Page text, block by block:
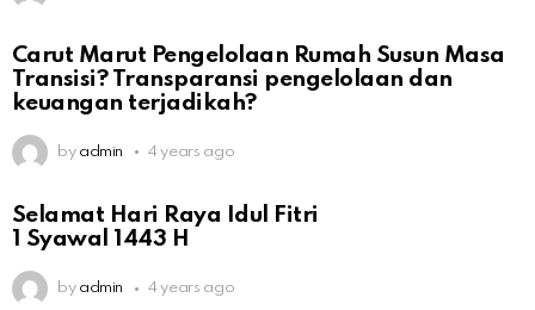
Carut Marut Pengelolaan Rumah Susun Masa
Transisi? Transparansi pengelolaan dan
keuangan terjadikah?
by admin 4 years ago
Selamat Hari Raya Idul Fitri
1 Syawal 1443 H
by admin 4 years ago